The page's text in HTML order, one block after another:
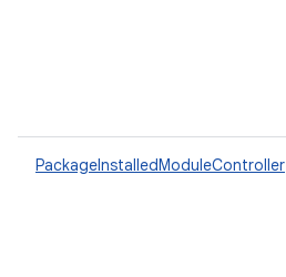
PackageInstalledModuleController